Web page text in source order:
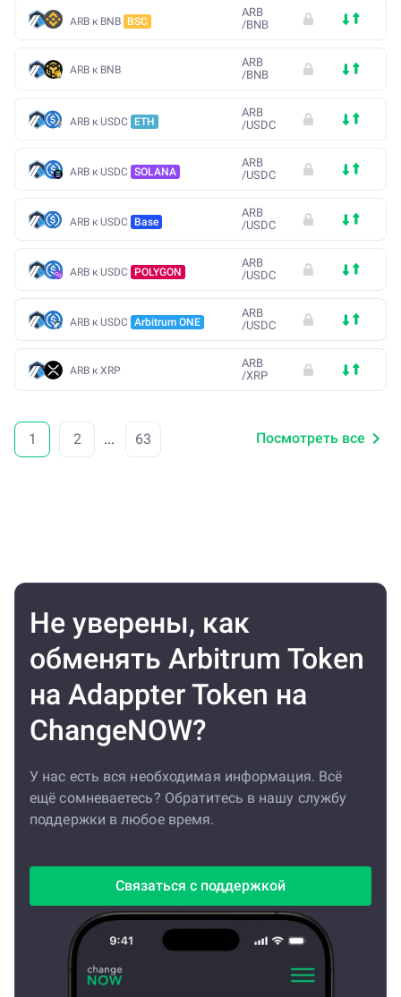
ARB к BNB BSC
ARB
/BNB
ARB к BNB
ARB
/BNB
ARB к USDC ETH
ARB
/USDC
ARB к USDC SOLANA
ARB
/USDC
ARB к USDC Base
ARB
/USDC
ARB к USDC POLYGON
ARB
/USDC
ARB к USDC Arbitrum ONE
ARB
/USDC
ARB к XRP
ARB
/XRP
1 2 ... 63 Посмотреть все
Не уверены, как
обменять Arbitrum Token
на Adappter Token на
ChangeNOW?
У нас есть вся необходимая информация. Всё
ещё сомневаетесь? Обратитесь в нашу службу
поддержки в любое время.
Связаться с поддержкой